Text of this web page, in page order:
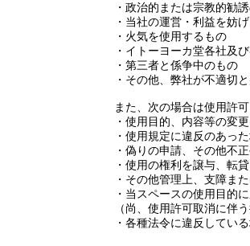
・政治的または宗教的勧
・当社の運営・利益を妨
・火気を使用するもの
・イトーヨーカ堂各社及
・第三者と係争中のもの
・その他、弊社が不適切
また、次の場合は使用許
・使用目的、内容等の変
・使用規定に違反のあっ
・偽りの申請、その他不
・使用の権利を譲与、転
・その他管理上、支障ま
・当スペースの使用目的
（尚、使用許可取消に伴
・各種法令に違反してい